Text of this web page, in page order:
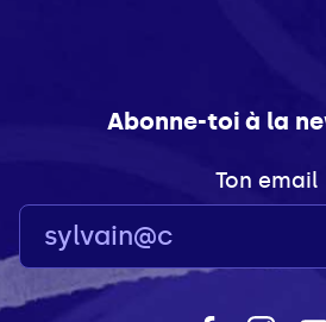
Abonne-toi à la
Ton email